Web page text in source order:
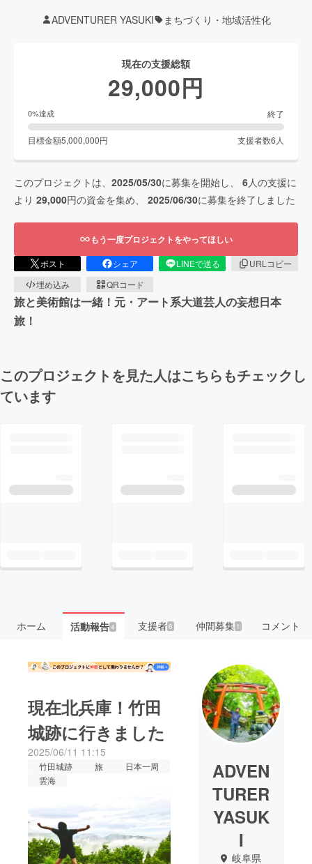
ADVENTURER YASUKI まちづくり・地域活性化
現在の支援総額
29,000円
0%達成 終了
目標金額5,000,000円 支援者数6 人
このプロジェクトは、 2025/05/30に募集を開始し、 6人の支援に
より 29,000円の資金を集め、 2025/06/30に募集を終了しました
もう一度プロジェクトをやってほしい
ポスト シェア LINEで送る
URLコピー
埋め込み
QRコード
旅と美術館は一緒！元・アート系大道芸人の妄想日本
旅！
このプロジェクトを見た人はこちらもチェックし
ています
ホーム 活動報告4 支援者6 仲間募集 1 コメント
現在北兵庫！竹田
城跡に行きました
2025/06/11 11:15
竹田城跡 旅
日本一周
雲海
ADVEN
TURER
YASUK
I
岐阜県